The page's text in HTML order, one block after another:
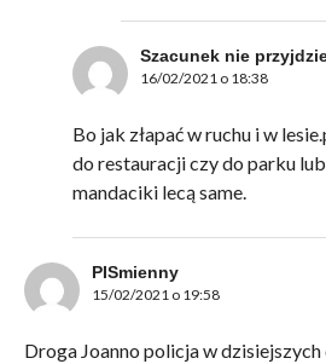
Szacunek nie
16/02/2021 o 18:38
Bo jak złapać w ruchu i w
do restauracji czy do parku
mandaciki lecą same.
PISmienny
15/02/2021 o 19:58
Droga Joanno policja w dzisiejszych